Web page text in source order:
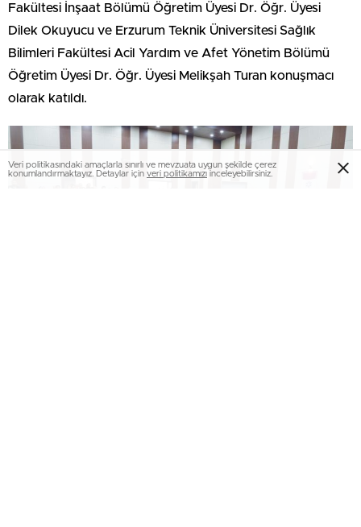
Fakültesi İnşaat Bölümü Öğretim Üyesi Dr. Öğr. Üyesi
Dilek Okuyucu ve Erzurum Teknik Üniversitesi Sağlık
Bilimleri Fakültesi Acil Yardım ve Afet Yönetim Bölümü
Öğretim Üyesi Dr. Öğr. Üyesi Melikşah Turan konuşmacı
olarak katıldı.
Veri politikasındaki amaçlarla sınırlı ve mevzuata uygun şekilde çerez
konumlandırmaktayız. Detaylar için veri politikamızı inceleyebilirsiniz.